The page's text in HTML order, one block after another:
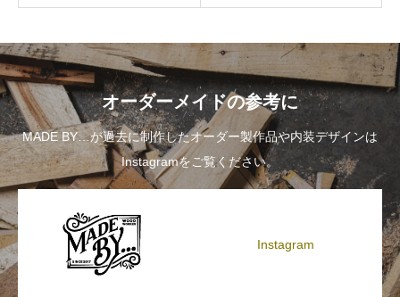
オーダーメイドの参考に
MADE BY…が過去に制作したオーダー製作品や内装デザインは
Instagramをご覧ください。
Instagram